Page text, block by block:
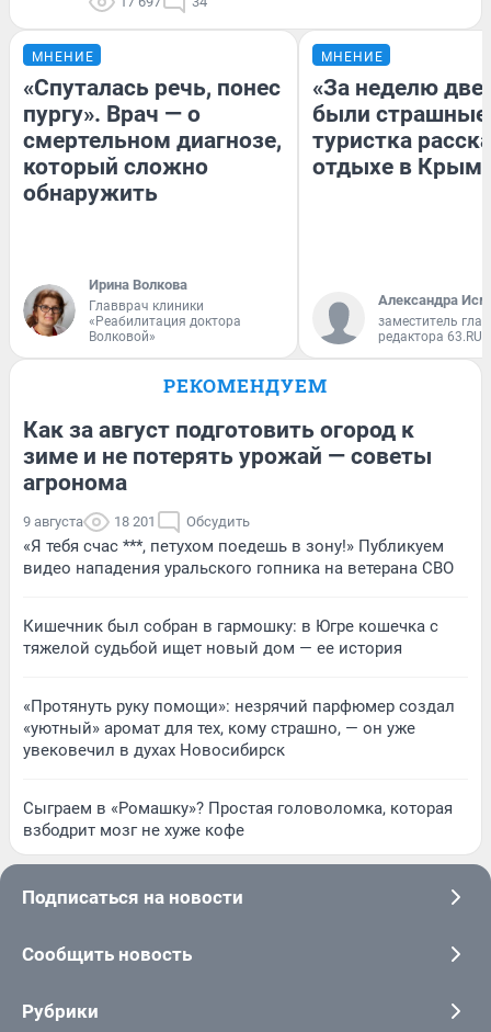
МНЕНИЕ
«Спуталась речь, понес
пургу». Врач — о
смертельном диагнозе,
который сложно
обнаружить
Ирина Волкова
Главврач клиники
«Реабилитация доктора
Волковой»
МНЕНИЕ
«За неделю две
были
туристка
отдыхе в
Александра
заместитель
редактора 63.RU
РЕКОМЕНДУЕМ
Как за август подготовить огород к
зиме и не потерять урожай — советы
агронома
9 августа 18 201 Обсудить
«Я тебя счас ***, петухом поедешь в зону!» Публикуем
видео нападения уральского гопника на ветерана СВО
Кишечник был собран в гармошку: в Югре кошечка с
тяжелой судьбой ищет новый дом — ее история
«Протянуть руку помощи»: незрячий парфюмер создал
«уютный» аромат для тех, кому страшно, — он уже
увековечил в духах Новосибирск
Сыграем в «Ромашку»? Простая головоломка, которая
взбодрит мозг не хуже кофе
Подписаться на новости
Сообщить новость
Рубрики